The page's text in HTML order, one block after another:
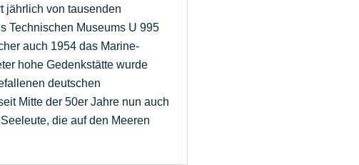
jährlich von tausenden
Technischen Museums U 995
auch 1954 das Marine-
hohe Gedenkstätte wurde
deutschen
Mitte der 50er Jahre nun auch
die auf den Meeren